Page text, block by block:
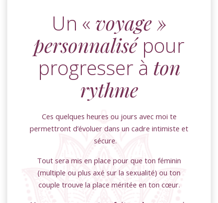
Un « voyage »
personnalisépour
progresser à ton
rythme
Ces quelques heures ou jours avec moi te
permettront d’évoluer dans un cadre intimiste et
sécure.
Tout sera mis en place pour que ton féminin
(multiple ou plus axé sur la sexualité) ou ton
couple trouve la place méritée en ton cœur.